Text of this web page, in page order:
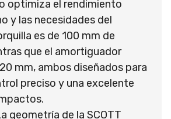
optimiza el rendimiento
y las necesidades del
es de 100 mm de
que el amortiguador
mm, ambos diseñados para
preciso y una excelente
geometría de la SCOTT